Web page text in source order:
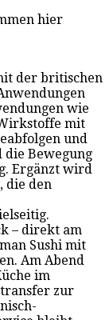
hier
der britischen
wie
mit
und
Bewegung
Ergänzt wird
die den
– direkt am
Sushi mit
Am Abend
im
zur